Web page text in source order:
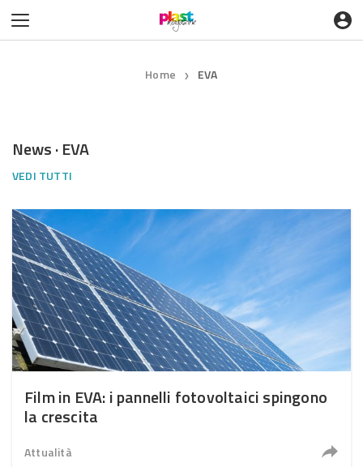
Home ❯ EVA
News · EVA
VEDI TUTTI
Film in EVA: i pannelli fotovoltaici spingono
la crescita
Attualità